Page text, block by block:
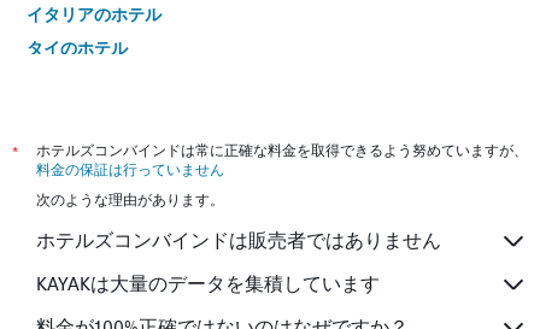
イタリアのホテル
タイのホテル
*
ホテルズコンバインドは常に正確な料金を取得できるよう努めていますが、
料金の保証は行っていません
次のような理由があります。
ホテルズコンバインドは販売者ではありません
KAYAKは大量のデータを集積しています